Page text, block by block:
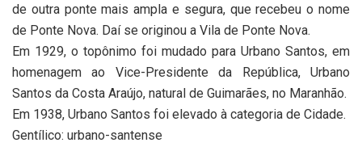
de outra ponte mais ampla e segura, que recebeu o nome
de Ponte Nova. Daí se originou a Vila de Ponte Nova.
Em 1929, o topônimo foi mudado para Urbano Santos, em
homenagem ao Vice-Presidente da República, Urbano
Santos da Costa Araújo, natural de Guimarães, no Maranhão.
Em 1938, Urbano Santos foi elevado à categoria de Cidade.
Gentílico: urbano-santense